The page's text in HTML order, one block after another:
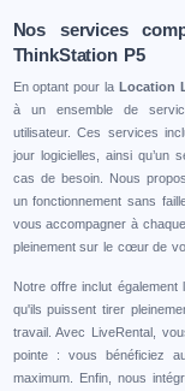
Nos services
ThinkStation P5
En optant pour la Location
à un ensemble de
utilisateur. Ces services
jour logicielles, ainsi qu’un
cas de besoin. Nous
un fonctionnement sans
vous accompagner à
pleinement sur le cœur de
Notre offre inclut
qu'ils puissent tirer
travail. Avec LiveRental,
pointe : vous bénéficiez
maximum. Enfin, nous